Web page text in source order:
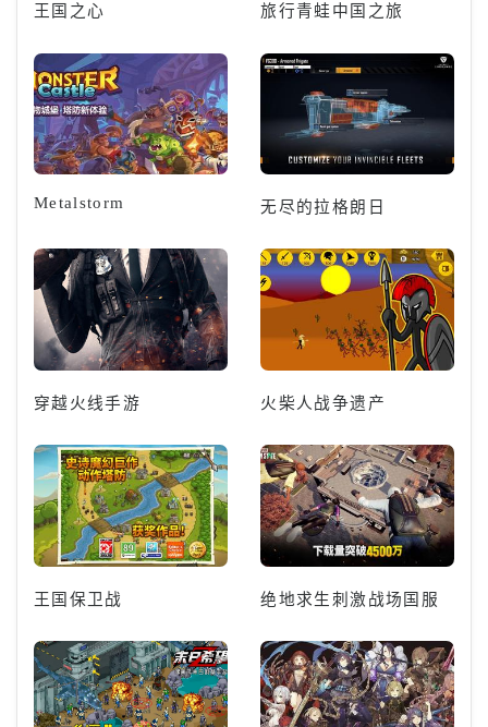
王国之心 旅行青蛙中国之旅
Metalstorm 无尽的拉格朗日
穿越火线手游 火柴人战争遗产
王国保卫战 绝地求生刺激战场国服